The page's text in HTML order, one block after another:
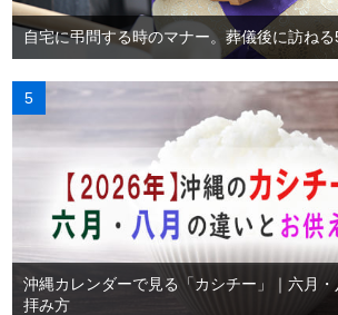
自宅に弔問する時のマナー。葬儀後に訪ね
沖縄カレンダーで見る「カシチー」｜六月
拝み方